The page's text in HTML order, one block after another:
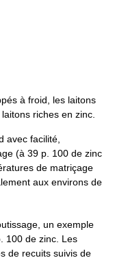
à froid, les laitons
riches en zinc.
avec facilité,
(à 39 p. 100 de zinc
de matriçage
aux environs de
un exemple
100 de zinc. Les
de recuits suivis de